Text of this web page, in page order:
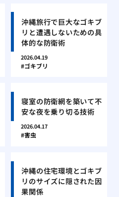
沖縄旅行で巨大なゴキブ
リと遭遇しないための具
体的な防衛術
2026.04.19
ゴキブリ
寝室の防衛網を築いて不
安な夜を乗り切る技術
2026.04.17
害虫
沖縄の住宅環境とゴキブ
リのサイズに隠された因
果関係